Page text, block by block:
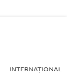
INTERNAŢIONAL